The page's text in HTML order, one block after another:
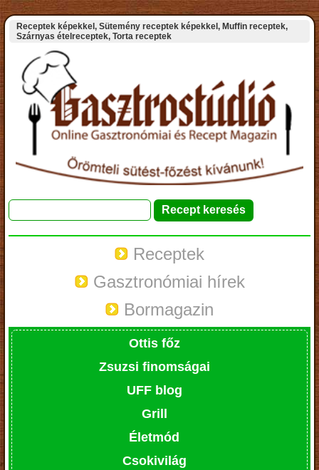
Receptek képekkel, Sütemény receptek képekkel, Muffin receptek,
Szárnyas ételreceptek, Torta receptek
Receptek
Gasztronómiai hírek
Bormagazin
Ottis főz
Zsuzsi finomságai
UFF blog
Grill
Életmód
Csokivilág